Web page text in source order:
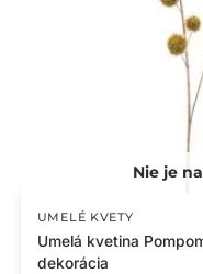
UMELÉ KVETY
Umelá kvetina
dekorácia